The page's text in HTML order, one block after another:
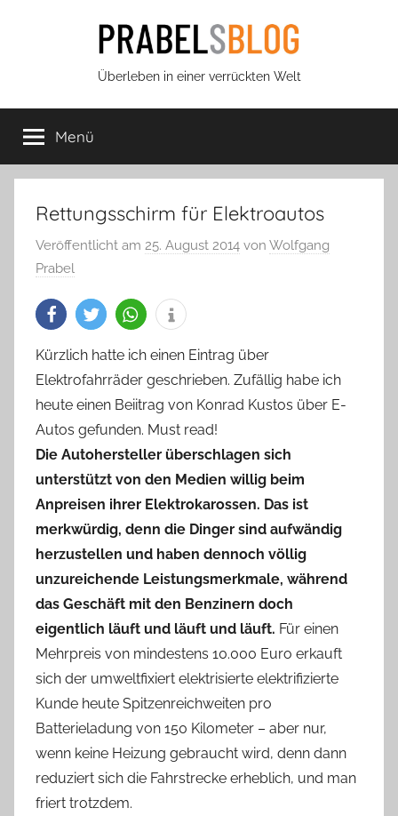
Prabels
Blog
Überleben in einer verrückten Welt
Menü
Rettungsschirm für Elektroautos
Veröffentlicht am 25. August 2014 von Wolfgang
Prabel
Kürzlich hatte ich einen Eintrag über
Elektrofahrräder geschrieben. Zufällig habe ich
heute einen Beiitrag von Konrad Kustos über E-
Autos gefunden. Must read!
Die Autohersteller überschlagen sich
unterstützt von den Medien willig beim
Anpreisen ihrer Elektrokarossen. Das ist
merkwürdig, denn die Dinger sind aufwändig
herzustellen und haben dennoch völlig
unzureichende Leistungsmerkmale, während
das Geschäft mit den Benzinern doch
eigentlich läuft und läuft und läuft. Für einen
Mehrpreis von mindestens 10.000 Euro erkauft
sich der umweltfixiert elektrisierte elektrifizierte
Kunde heute Spitzenreichweiten pro
Batterieladung von 150 Kilometer – aber nur,
wenn keine Heizung gebraucht wird, denn dann
reduziert sich die Fahrstrecke erheblich, und man
friert trotzdem.